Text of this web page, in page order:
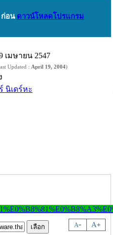
ก่อน ดาวน์โหลดโปรแกรม
เมษายน 2547
Updated : April 19, 2004)
นิเดร์หะ
A- A+